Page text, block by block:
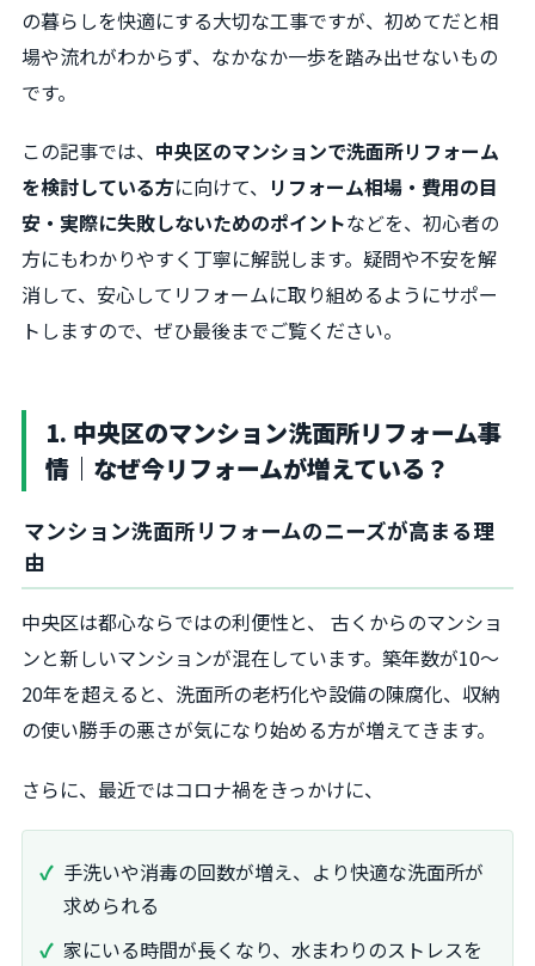
の暮らしを快適にする大切な工事ですが、初めてだと相
場や流れがわからず、なかなか一歩を踏み出せないもの
です。
この記事では、 中央区のマンションで洗面所リフォーム
を検討している方に向けて、 リフォーム相場・費用の目
安・実際に失敗しないためのポイントなどを、初心者の
方にもわかりやすく丁寧に解説します。疑問や不安を解
消して、安心してリフォームに取り組めるようにサポー
トしますので、ぜひ最後までご覧ください。
1. 中央区のマンション洗面所リフォーム事
情｜なぜ今リフォームが増えている？
マンション洗面所リフォームのニーズが高まる理
由
中央区は都心ならではの利便性と、 古くからのマンショ
ンと新しいマンションが混在しています。築年数が10～
20年を超えると、洗面所の老朽化や設備の陳腐化、収納
の使い勝手の悪さが気になり始める方が増えてきます。
さらに、最近ではコロナ禍をきっかけに、
手洗いや消毒の回数が増え、より快適な洗面所が
求められる
家にいる時間が長くなり、水まわりのストレスを